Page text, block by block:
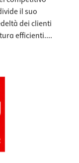
il suo
dei clienti
efficienti....